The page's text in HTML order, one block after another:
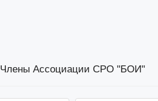
Члены Ассоциации СРО "БОИ"